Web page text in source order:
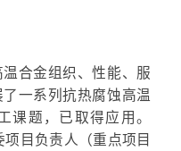
合金组织、性能、服
一系列抗热腐蚀高温
课题，已取得应用。
目负责人（重点项目